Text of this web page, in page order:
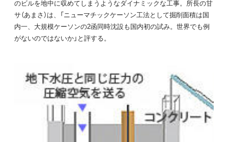
のビルを地中に収めてしまうようなダイナミックな工事。所長の甘
サ（あまさ）は、「ニューマチックケーソン工法として掘削面積は国
内一、大規模ケーソンの2函同時沈設も国内初の試み。世界でも例
がないのではないか」と評する。